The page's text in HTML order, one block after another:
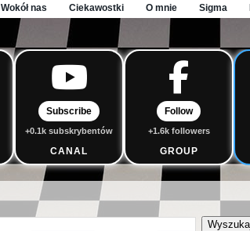
Wokół nas Ciekawostki O mnie Sigma
Subscribe
+0.1k subskrybentów
CANAL
Follow
+1.6k followers
GROUP